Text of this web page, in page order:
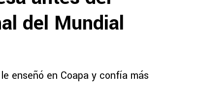
del Mundial
enseñó en Coapa y confía más